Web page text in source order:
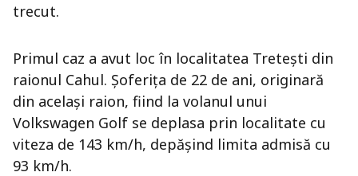
trecut.
Primul caz a avut loc în localitatea Tretești din
raionul Cahul. Șoferița de 22 de ani, originară
din același raion, fiind la volanul unui
Volkswagen Golf se deplasa prin localitate cu
viteza de 143 km/h, depășind limita admisă cu
93 km/h.